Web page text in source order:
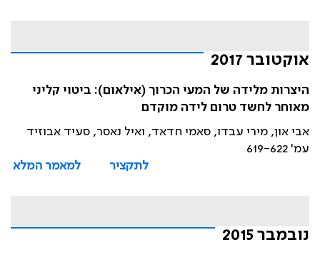
אוקטובר 2017
היצרות מלידה של המעי הכרוך (אילאום): ביטוי קליני
מאוחר לחשד טרום לידה מוקדם
אבי און, מירי עבדו, סאמי חדאד, ואיל נאסר, סעיד אבוזיד
עמ' 619-622
לתקציר
למאמר המלא
נובמבר 2015